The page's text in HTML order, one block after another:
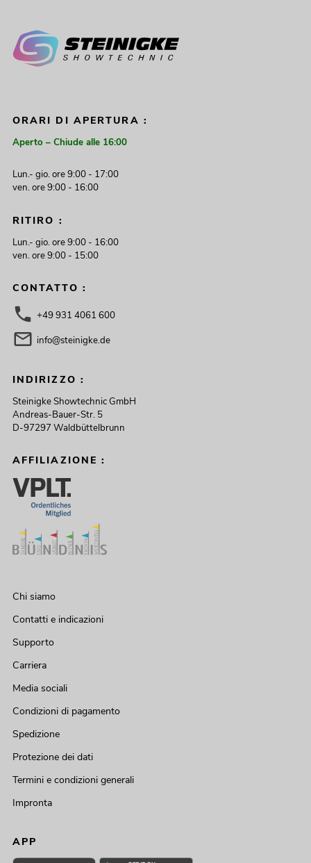
ORARI DI APERTURA :
Aperto – Chiude alle 16:00
Lun.- gio. ore 9:00 - 17:00
ven. ore 9:00 - 16:00
RITIRO :
Lun.- gio. ore 9:00 - 16:00
ven. ore 9:00 - 15:00
CONTATTO :
+49 931 4061 600
info@steinigke.de
INDIRIZZO :
Steinigke Showtechnic GmbH
Andreas-Bauer-Str. 5
D-97297 Waldbüttelbrunn
AFFILIAZIONE :
Chi siamo
Contatti e indicazioni
Supporto
Carriera
Media sociali
Condizioni di pagamento
Spedizione
Protezione dei dati
Termini e condizioni generali
Impronta
APP